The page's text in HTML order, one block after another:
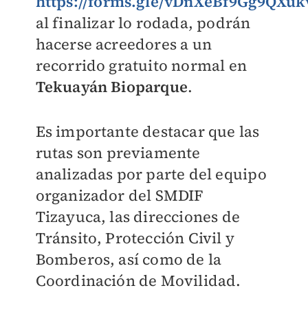
al finalizar lo rodada, podrán
hacerse acreedores a un
recorrido gratuito normal en
Tekuayán Bioparque.
Es importante destacar que las
rutas son previamente
analizadas por parte del equipo
organizador del SMDIF
Tizayuca, las direcciones de
Tránsito, Protección Civil y
Bomberos, así como de la
Coordinación de Movilidad.